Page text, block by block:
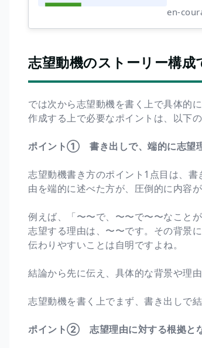
en-
志望動機のストーリー構
では次から志望動機を書く上で具体的
作成する上で必要なポイントは、以下の
ポイント① 書き出しで、端的に志望
志望動機書き方のポイント1点目は、
由を端的に述べた方が、圧倒的に内容
例えば、「〜〜で、〜〜で〜〜なこと
志望する理由は、〜〜です。その背景
伝わりやすいことは自明ですよね。
結論から先に伝え、具体的な背景や理
志望動機を書く上でまず、書き出しで
ポイント② 志望理由に対する根拠と